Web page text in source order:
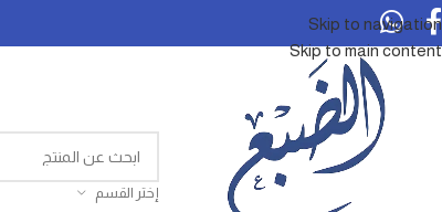
Skip to navigation
Skip to main content
إختر القسم